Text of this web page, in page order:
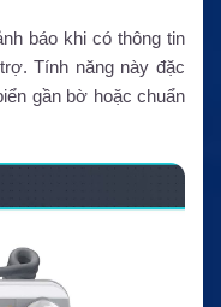
báo khi có thông tin
Tính năng này đặc
gần bờ hoặc chuẩn